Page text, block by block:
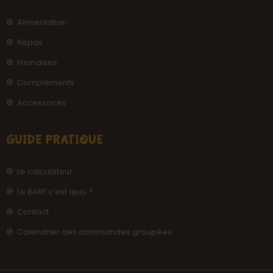
Alimentation
Repas
Friandises
Compléments
Accessoires
GUIDE PRATIQUE
Le calculateur
Le BARF c'est quoi ?
Contact
Calendrier des commandes groupées